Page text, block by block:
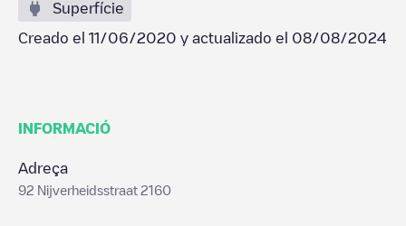
Superfície
Creado el 11/06/2020 y actualizado el 08/08/2024
INFORMACIÓ
Adreça
92 Nijverheidsstraat 2160